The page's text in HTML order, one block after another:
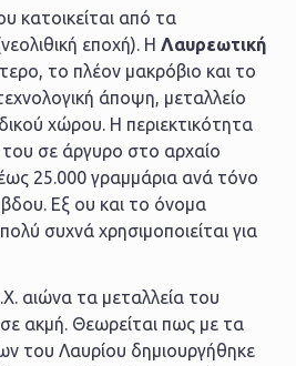
κατοικείται από τα
εποχή). Η Λαυρεωτική
το πλέον μακρόβιο και το
άποψη, μεταλλείο
χώρου. Η περιεκτικότητα
σε άργυρο στο αρχαίο
25.000 γραμμάρια ανά τόνο
Εξ ου και το όνομα
συχνά χρησιμοποιείται για
αιώνα τα μεταλλεία του
ακμή. Θεωρείται πως με τα
του Λαυρίου δημιουργήθηκε